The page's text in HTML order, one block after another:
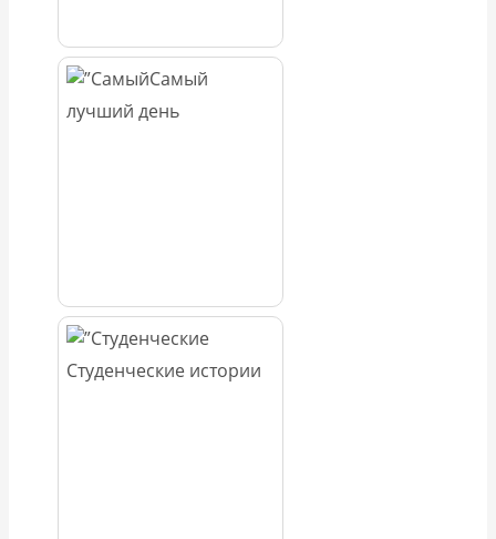
Самый
лучший день
Студенческие истории